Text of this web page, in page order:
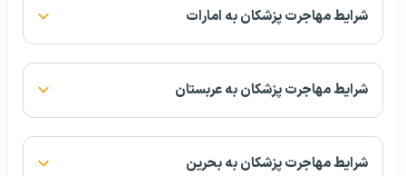
شرایط مهاجرت پزشکان به امارات
شرایط مهاجرت پزشکان به عربستان
شرایط مهاجرت پزشکان به بحرین